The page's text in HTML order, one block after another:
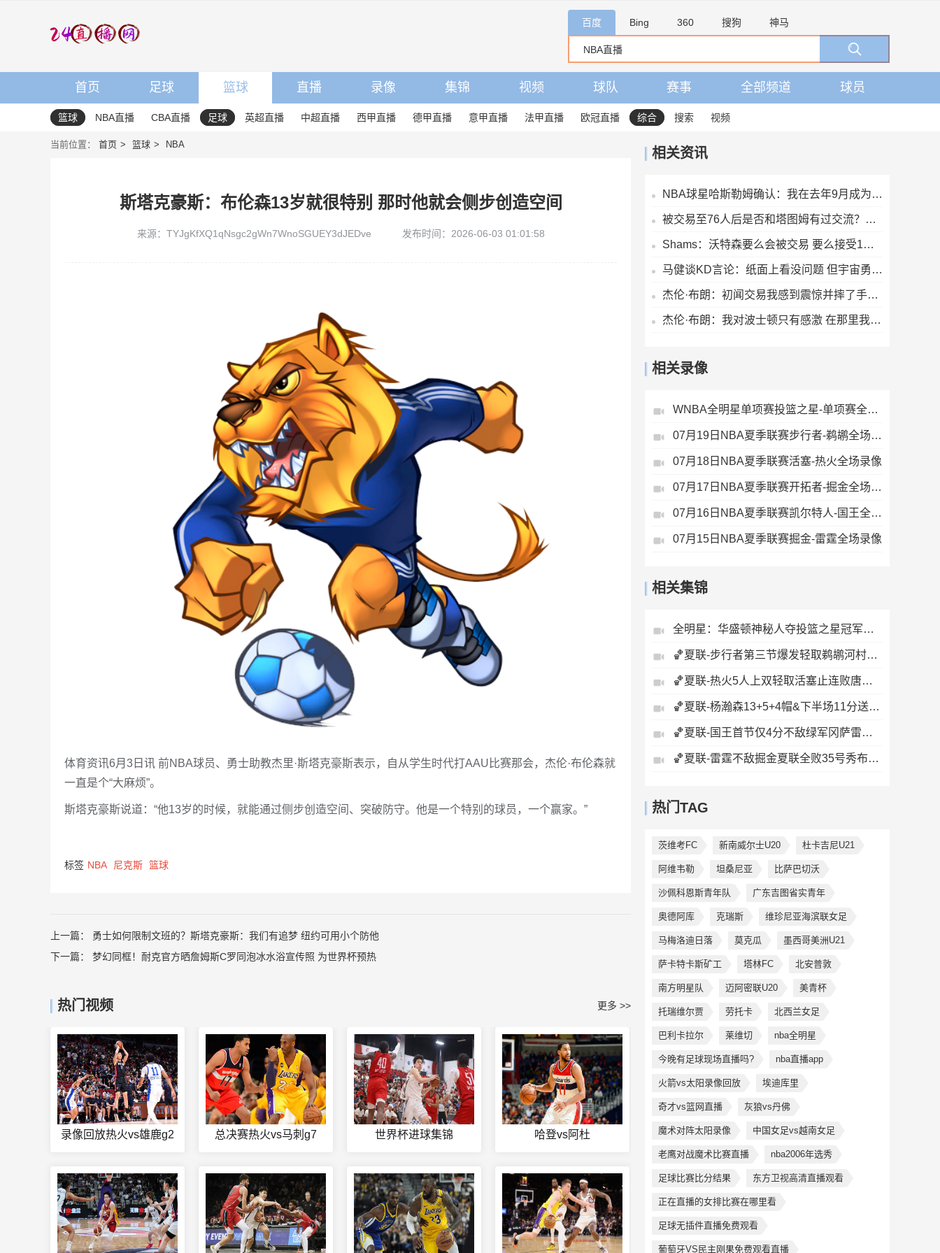
百度 Bing 360 搜狗 神马
首页 足球 篮球 直播 录像 集锦 视频 球队 赛事 全部频道 球员
篮球 NBA直播 CBA直播 足球 英超直播 中超直播 西甲直播 德甲直播 意甲直播 法甲直播 欧冠直播 综合 搜索 视频
当前位置： 首页 篮球 NBA
斯塔克豪斯：布伦森13岁就很特别 那时他就会侧步创造空间
来源：TYJgKfXQ1qNsgc2gWn7WnoSGUEY3dJEDve 发布时间：2026-06-03 01:01:58
体育资讯6月3日讯 前NBA球员、勇士助教杰里·斯塔克豪斯表示，自从学生时代打AAU比赛那会，杰伦·布伦森就
一直是个“大麻烦”。
斯塔克豪斯说道：“他13岁的时候，就能通过侧步创造空间、突破防守。他是一个特别的球员，一个赢家。”
标签 NBA 尼克斯 篮球
上一篇： 勇士如何限制文班的？斯塔克豪斯：我们有追梦 纽约可用小个防他
下一篇： 梦幻同框！耐克官方晒詹姆斯C罗同泡冰水浴宣传照 为世界杯预热
热门视频 更多 >>
录像回放热火vs雄鹿g2 总决赛热火vs马刺g7 世界杯进球集锦 哈登vs阿杜
相关资讯
NBA球星哈斯勒姆确认：我在去年9月成为伊普斯维奇少数股东
被交易至76人后是否和塔图姆有过交流？杰伦·布朗：没怎么聊过
Shams：沃特森要么会被交易 要么接受1年650万的资质报价留队
马健谈KD言论：纸面上看没问题 但宇宙勇综合实力高目前76人一档
杰伦·布朗：初闻交易我感到震惊并摔了手机 马克西第一个联系我
杰伦·布朗：我对波士顿只有感激 在那里我成长为一个真正的男人
相关录像
WNBA全明星单项赛投篮之星-单项赛全场录像
07月19日NBA夏季联赛步行者-鹈鹕全场录像
07月18日NBA夏季联赛活塞-热火全场录像
07月17日NBA夏季联赛开拓者-掘金全场录像
07月16日NBA夏季联赛凯尔特人-国王全场录像
07月15日NBA夏季联赛掘金-雷霆全场录像
相关集锦
全明星：华盛顿神秘人夺投篮之星冠军！福德夺得三分大赛冠军！
🏀夏联-步行者第三节爆发轻取鹈鹕河村勇辉5+5+12斯劳森22分
🏀夏联-热火5人上双轻取活塞止连败唐纳森20+8+10奥科里27分
🏀夏联-杨瀚森13+5+4帽&下半场11分送惊艳妙传开拓者力克掘金
🏀夏联-国王首节仅4分不敌绿军冈萨雷斯24+10+5塞纳克10+12
🏀夏联-雷霆不敌掘金夏联全败35号秀布拉齐尔32+6马拉14+7+6
热门TAG
茨维考FC 新南威尔士U20 杜卡吉尼U21
阿维韦勒 坦桑尼亚 比萨巴切沃
沙佩科恩斯青年队 广东吉图省实青年
奥德阿库 克瑞斯 维珍尼亚海滨联女足
马梅洛迪日落 莫克瓜 墨西哥美洲U21
萨卡特卡斯矿工 塔林FC 北安普敦
南方明星队 迈阿密联U20 美青杯
托瑞维尔贾 劳托卡 北西兰女足
巴利卡拉尔 莱维切 nba全明星
今晚有足球现场直播吗? nba直播app
火箭vs太阳录像回放 埃迪库里
奇才vs篮网直播 灰狼vs丹佛
魔术对阵太阳录像 中国女足vs越南女足
老鹰对战魔术比赛直播 nba2006年选秀
足球比赛比分结果 东方卫视高清直播观看
正在直播的女排比赛在哪里看
足球无插件直播免费观看
葡萄牙VS民主刚果免费观看直播